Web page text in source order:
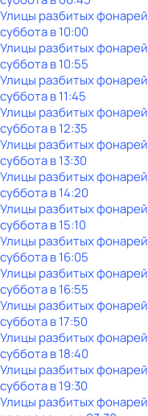
Улицы разбитых фонарей
субботав10:00
Улицы разбитых фонарей
субботав10:55
Улицы разбитых фонарей
субботав11:45
Улицы разбитых фонарей
субботав12:35
Улицы разбитых фонарей
субботав13:30
Улицы разбитых фонарей
субботав14:20
Улицы разбитых фонарей
субботав15:10
Улицы разбитых фонарей
субботав16:05
Улицы разбитых фонарей
субботав16:55
Улицы разбитых фонарей
субботав17:50
Улицы разбитых фонарей
субботав18:40
Улицы разбитых фонарей
субботав19:30
Улицы разбитых фонарей